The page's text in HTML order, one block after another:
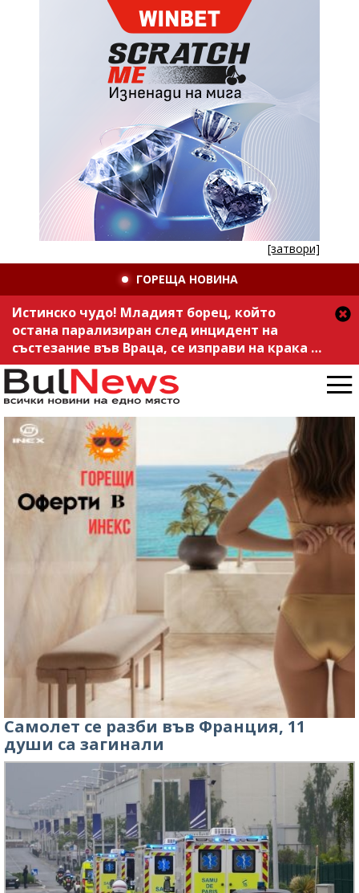
[затвори]
ГОРЕЩА НОВИНА
Истинско чудо! Младият борец, който
остана парализиран след инцидент на
състезание във Враца, се изправи на крака /
снимка/
Самолет се разби във Франция, 11
души са загинали